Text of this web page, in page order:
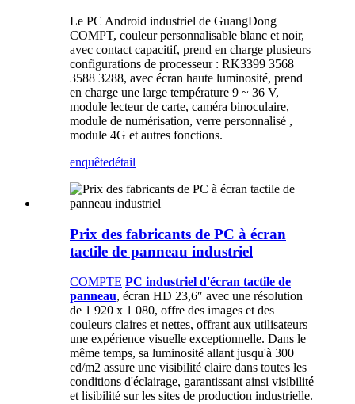
Le PC Android industriel de GuangDong
COMPT, couleur personnalisable blanc et noir,
avec contact capacitif, prend en charge plusieurs
configurations de processeur : RK3399 3568
3588 3288, avec écran haute luminosité, prend
en charge une large température 9 ~ 36 V,
module lecteur de carte, caméra binoculaire,
module de numérisation, verre personnalisé ,
module 4G et autres fonctions.
enquêtedétail
Prix ​​des fabricants de PC à écran
tactile de panneau industriel
COMPTE PC industriel d'écran tactile de
panneau, écran HD 23,6″ avec une résolution
de 1 920 x 1 080, offre des images et des
couleurs claires et nettes, offrant aux utilisateurs
une expérience visuelle exceptionnelle. Dans le
même temps, sa luminosité allant jusqu'à 300
cd/m2 assure une visibilité claire dans toutes les
conditions d'éclairage, garantissant ainsi visibilité
et lisibilité sur les sites de production industrielle.